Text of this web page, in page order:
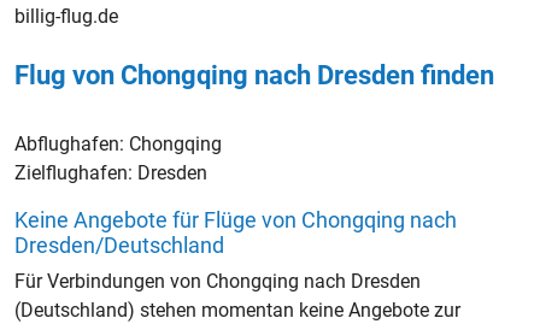
billig-flug.de
Flug von Chongqing nach Dresden finden
Abflughafen: Chongqing
Zielflughafen: Dresden
Keine Angebote für Flüge von Chongqing nach
Dresden/Deutschland
Für Verbindungen von Chongqing nach Dresden
(Deutschland) stehen momentan keine Angebote zur